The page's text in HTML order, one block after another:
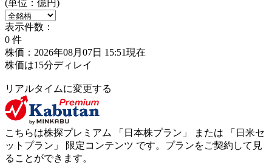
(単位：億円)
表示件数：
0 件
株価：2026年08月07日 15:51現在
株価は15分ディレイ
リアルタイムに変更する
こちらは株探プレミアム 「 日本株プラン 」 または 「 日米セ
ットプラン 」 限定コンテンツ です。プランをご契約して見
ることができます。